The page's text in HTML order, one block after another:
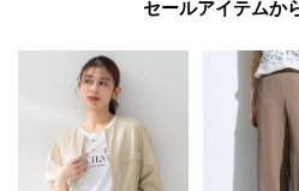
セールアイテムか